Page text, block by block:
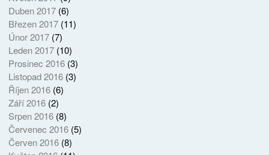
Duben 2017(6)
Březen 2017(11)
Únor 2017(7)
Leden 2017(10)
Prosinec 2016(3)
Listopad 2016(3)
Říjen 2016(6)
Září 2016(2)
Srpen 2016(8)
Červenec 2016(5)
Červen 2016(8)